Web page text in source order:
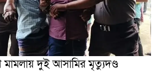
মামলায় দুই আসামির মৃত্যুদণ্ড